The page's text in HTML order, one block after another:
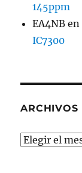
145ppm
EA4NB en
IC7300
ARCHIVOS
Archivos